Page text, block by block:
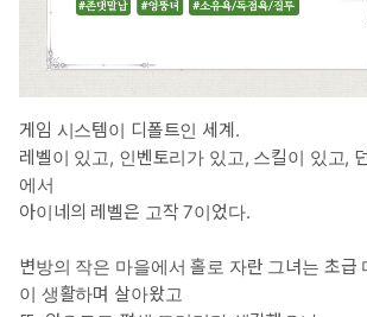
게임 시스템이 디폴트인 세계.
레벨이 있고, 인벤토리가 있고, 스킬이 있고,
에서
아이네의 레벨은 고작 7이었다.
변방의 작은 마을에서 홀로 자란 그녀는 초급
이 생활하며 살아왔고